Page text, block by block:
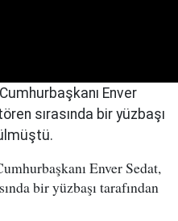
Enver
sırasında bir yüzbaşı
Enver Sedat,
bir yüzbaşı tarafından